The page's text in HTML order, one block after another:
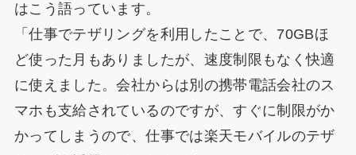
はこう語っています。
「仕事でテザリングを利用したことで、70GBほ
ど使った月もありましたが、速度制限もなく快適
に使えました。会社からは別の携帯電話会社のス
マホも支給されているのですが、すぐに制限がか
かってしまうので、仕事では楽天モバイルのテザ